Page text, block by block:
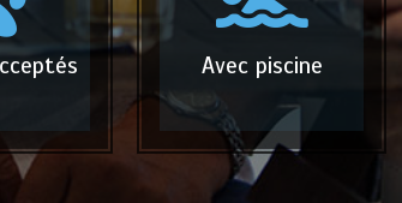
Avec piscine